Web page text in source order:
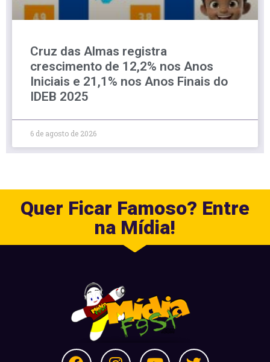
Cruz das Almas registra
crescimento de 12,2% nos Anos
Iniciais e 21,1% nos Anos Finais do
IDEB 2025
6 de agosto de 2026
Quer Ficar Famoso? Entre
na Mídia!